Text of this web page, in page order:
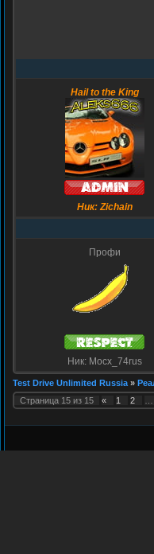
Hail to the King
Ник: Zichain
Профи
Ник: Mocx_74rus
Test Drive Unlimited Russia »
Страница 15 из 15 « 1 2